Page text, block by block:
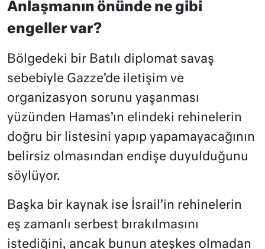
Anlaşmanın önünde ne gibi
engeller var?
Bölgedeki bir Batılı diplomat savaş
sebebiyle Gazze’de iletişim ve
organizasyon sorunu yaşanması
yüzünden Hamas’ın elindeki rehinelerin
doğru bir listesini yapıp yapamayacağının
belirsiz olmasından endişe duyulduğunu
söylüyor.
Başka bir kaynak ise İsrail’in rehinelerin
eş zamanlı serbest bırakılmasını
istediğini, ancak bunun ateşkes olmadan